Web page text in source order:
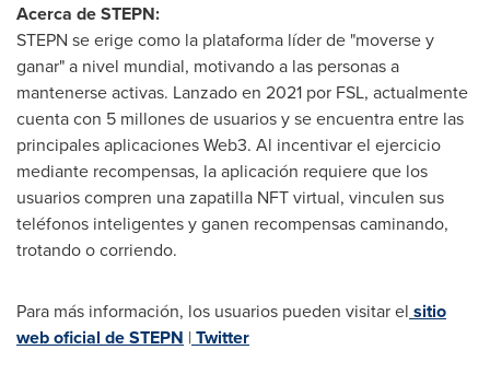
Acerca de STEPN:
STEPN se erige como la plataforma líder de "moverse y
ganar" a nivel mundial, motivando a las personas a
mantenerse activas. Lanzado en 2021 por FSL, actualmente
cuenta con 5 millones de usuarios y se encuentra entre las
principales aplicaciones Web3. Al incentivar el ejercicio
mediante recompensas, la aplicación requiere que los
usuarios compren una zapatilla NFT virtual, vinculen sus
teléfonos inteligentes y ganen recompensas caminando,
trotando o corriendo.
Para más información, los usuarios pueden visitar el sitio
web oficial de STEPN |Twitter